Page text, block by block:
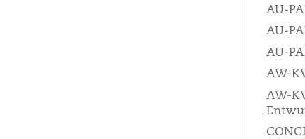
AU-
AU-
AU-
AW-
AW-